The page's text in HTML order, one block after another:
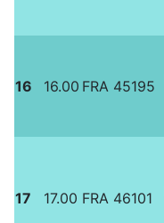
16 16.00 FRA 45195
17 17.00 FRA 46101